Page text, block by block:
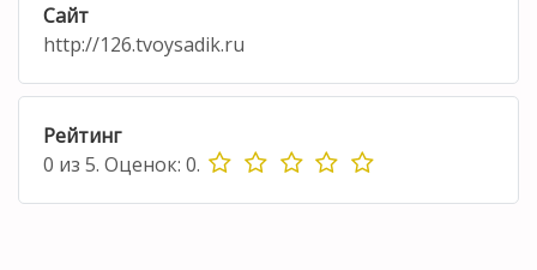
Сайт
http://126.tvoysadik.ru
Рейтинг
0 из 5. Оценок: 0.